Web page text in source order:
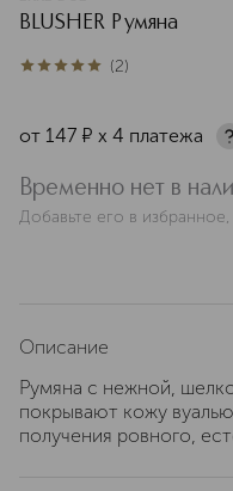
BLUSHER Румяна
5из 52 (2)
от 147 ¤ х 4 платежа
Временно нет в
Добавьте его в
Описание
Румяна с нежной,
покрывают кожу
получения ровного,